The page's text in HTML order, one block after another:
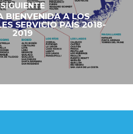
SIGUIENTE
BIENVENIDA A LOS
SERVICIO PAÍS 2018-
2019